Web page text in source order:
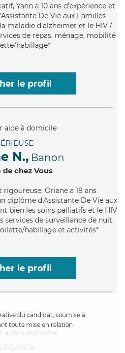
Yann a 10 ans d'expérience et
De Vie aux Familles
maladie d'alzheimer et le HIV /
de repas, ménage, mobilité
habillage*
le profil
N., Banon
de chez Vous
rigoureuse, Oriane a 18 ans
diplôme d'Assistante De Vie aux
bien les soins palliatifs et le HIV
services de surveillance de nuit,
habillage et activités*
le profil
du candidat, soumise à
toute mise en relation